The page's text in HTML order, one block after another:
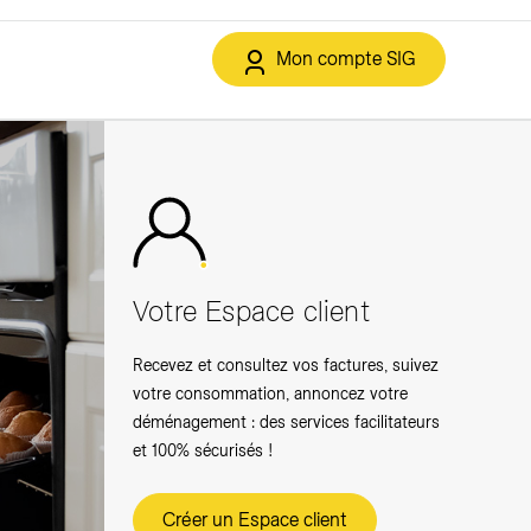
Mon Espace client
Application SIG et moi
Données personnelles
des déchets
Mon compte SIG
Votre Espace client
Recevez et consultez vos factures, suivez
votre consommation, annoncez votre
déménagement : des services facilitateurs
et 100% sécurisés !
Créer un Espace client